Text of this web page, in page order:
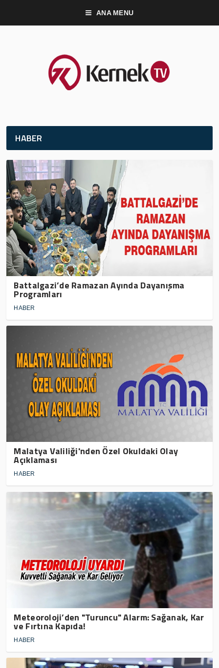
ANA MENU
HABER
Battalgazi’de Ramazan Ayında Dayanışma
Programları
HABER
Malatya Valiliği'nden Özel Okuldaki Olay
Açıklaması
HABER
Meteoroloji’den "Turuncu" Alarm: Sağanak, Kar
ve Fırtına Kapıda!
HABER